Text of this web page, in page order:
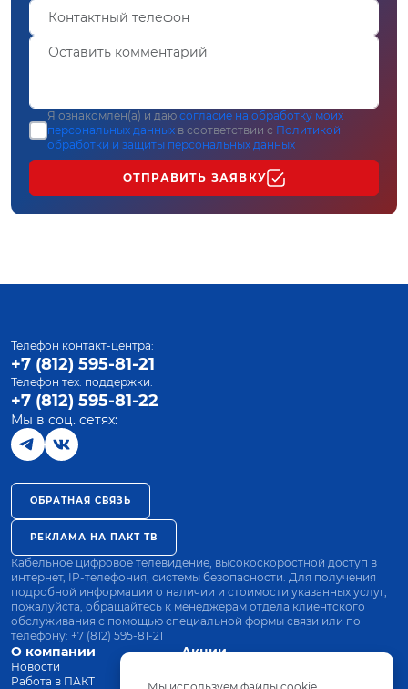
Я ознакомлен(а) и даю согласие на обработку моих
персональных данных в соответствии с Политикой
обработки и защиты персональных данных
ОТПРАВИТЬ ЗАЯВКУ
О компании
Новости
Работа в ПАКТ
Акции
Оплата
Телефон контакт-центра:
+7 (812) 595-81-21
Телефон тех. поддержки:
+7 (812) 595-81-22
Мы в соц. сетях:
ОБРАТНАЯ СВЯЗЬ
РЕКЛАМА НА ПАКТ ТВ
Кабельное цифровое телевидение, высокоскоростной доступ в
интернет, IP-телефония, системы безопасности. Для получения
подробной информации о наличии и стоимости указанных услуг,
пожалуйста, обращайтесь к менеджерам отдела клиентского
обслуживания с помощью специальной формы связи или по
телефону: +7 (812) 595-81-21